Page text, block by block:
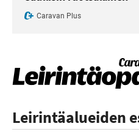
Caravan Plus
Leirintäalueiden